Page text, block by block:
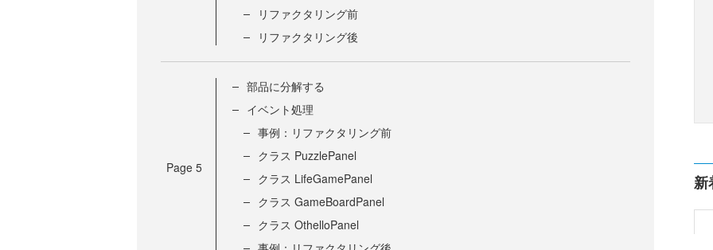
リファクタリング前
リファクタリング後
Page 5
部品に分解する
イベント処理
事例：リファクタリング前
クラス PuzzlePanel
クラス LifeGamePanel
クラス GameBoardPanel
クラス OthelloPanel
新